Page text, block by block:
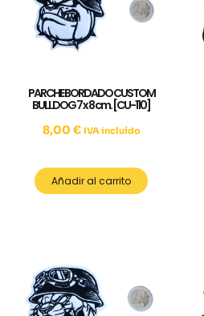
PARCHE BORDADO CUSTOM
BULLDOG 7 x 8 cm. [CU-110]
8,00 € IVA incluído
Añadir al carrito